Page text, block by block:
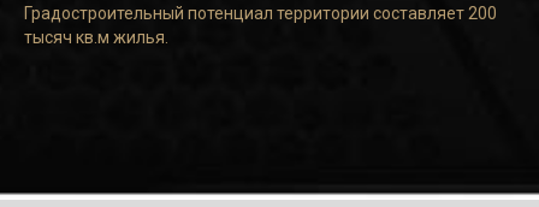
Градостроительный потенциал территории составляет 200
тысяч кв.м жилья.